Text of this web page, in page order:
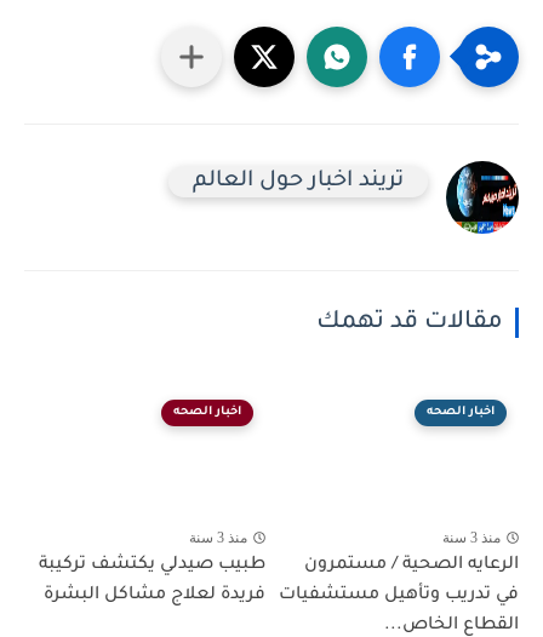
تريند اخبار حول العالم
مقالات قد تهمك
اخبار الصحه
منذ 3 سنة
الرعايه الصحية / مستمرون
في تدريب وتأهيل مستشفيات
القطاع الخاص...
اخبار الصحه
منذ 3 سنة
طبيب صيدلي يكتشف تركيبة
فريدة لعلاج مشاكل البشرة